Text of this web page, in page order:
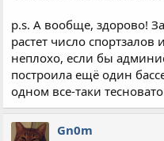
p.s. А вообще, здорово!
растет число
неплохо, если бы
построила ещё один
одном все-таки
Gn0m